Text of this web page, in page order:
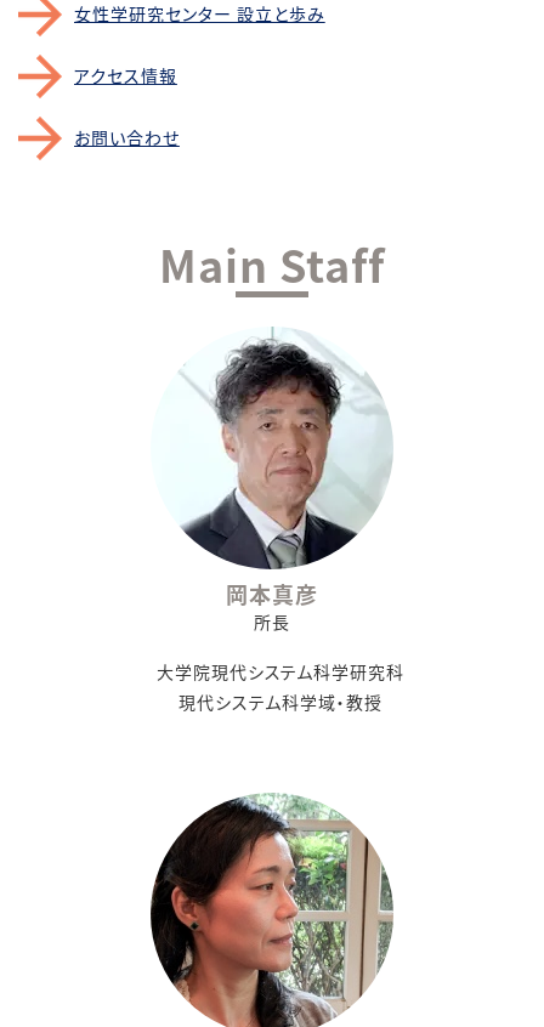
女性学研究センター 設立と歩み
アクセス情報
お問い合わせ
Main Staff
岡本真彦
所長
大学院現代システム科学研究科
現代システム科学域・教授